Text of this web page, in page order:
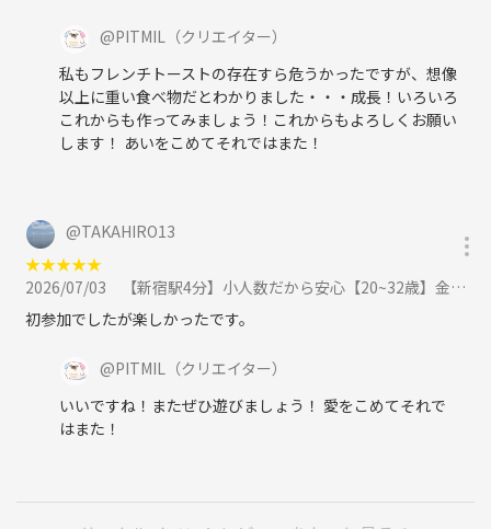
👍もちろん
というか、ほぼ全員1人参加です
■日時：
2026年5月16日（土曜日）
16時15分～20時15分
16:30までには完全集合でお願いします
■アクセス：🏡
JR大塚駅前のスペース
大塚駅徒歩1分の好立地
JR大塚駅徒歩1分
PITMILは一期一会を
@PITMIL （クリエイター）
私もフレンチトーストの存在すら危うかったですが、想像
以上に重い食べ物だとわかりました・・・成長！いろいろ
これからも作ってみましょう！これからもよろしくお願い
します！ あいをこめてそれではまた！
@TAKAHIRO13
★★★★★
2026/07/03
【新宿駅4分】小人数だから安心【20~32歳】金曜日にお話ししよう。かんたんボドゲ飲み会（ノンアルOK）に参加
初参加でしたが楽しかったです。
@PITMIL （クリエイター）
いいですね！またぜひ遊びましょう！ 愛をこめてそれで
はまた！